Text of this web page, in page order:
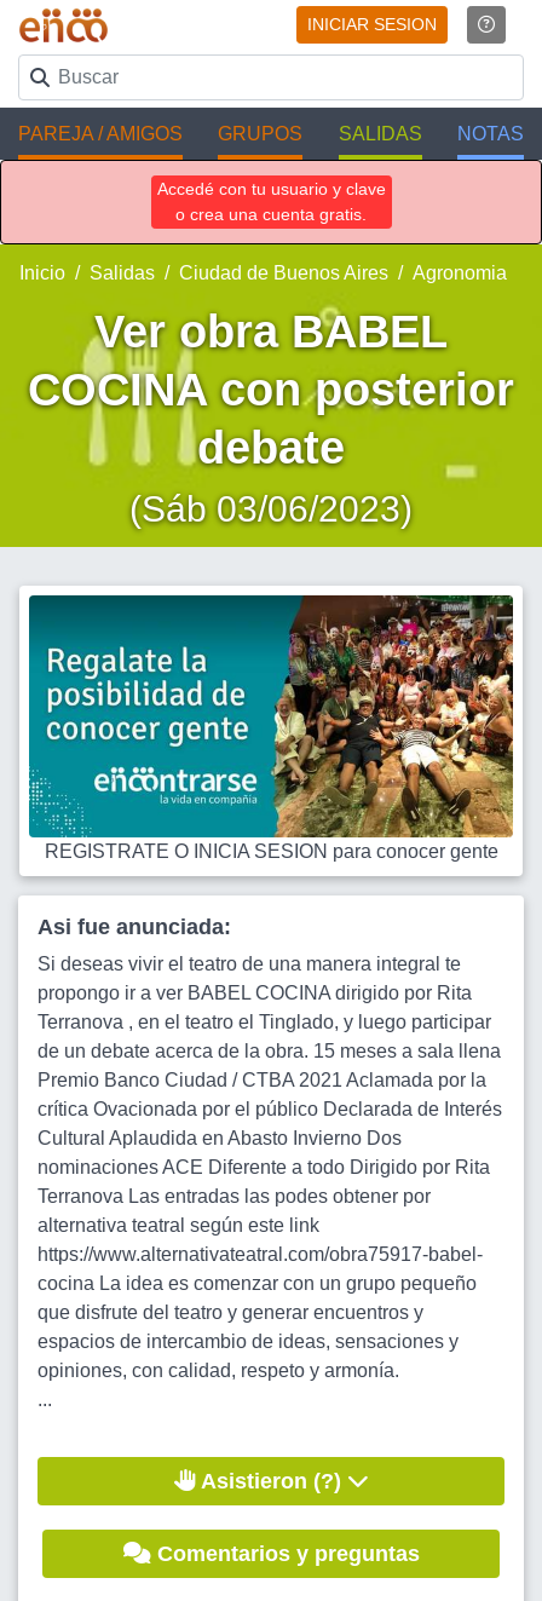
INICIAR SESION
PAREJA / AMIGOS GRUPOS SALIDAS NOTAS
Accedé con tu usuario y clave
o crea una cuenta gratis.
Inicio Salidas Ciudad de Buenos Aires Agronomia
Ver obra BABEL
COCINA con posterior
debate
(Sáb 03/06/2023)
REGISTRATE O INICIA SESION para conocer gente
Asi fue anunciada:
Si deseas vivir el teatro de una manera integral te
propongo ir a ver BABEL COCINA dirigido por Rita
Terranova , en el teatro el Tinglado, y luego participar
de un debate acerca de la obra. 15 meses a sala llena
Premio Banco Ciudad / CTBA 2021 Aclamada por la
crítica Ovacionada por el público Declarada de Interés
Cultural Aplaudida en Abasto Invierno Dos
nominaciones ACE Diferente a todo Dirigido por Rita
Terranova Las entradas las podes obtener por
alternativa teatral según este link
https://www.alternativateatral.com/obra75917-babel-
cocina La idea es comenzar con un grupo pequeño
que disfrute del teatro y generar encuentros y
espacios de intercambio de ideas, sensaciones y
opiniones, con calidad, respeto y armonía.
...
Asistieron (?)
Comentarios y preguntas